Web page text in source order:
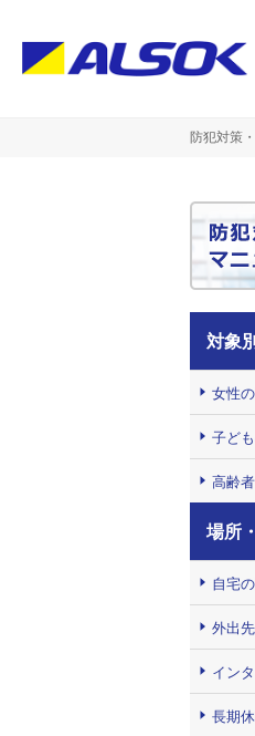
防犯対策
対象別
女性
子ど
高齢
場所
自宅
外出
イン
長期